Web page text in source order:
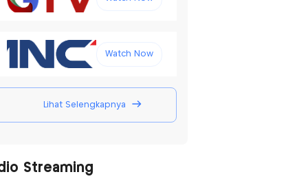
Watch Now
Lihat Selengkapnya
Streaming